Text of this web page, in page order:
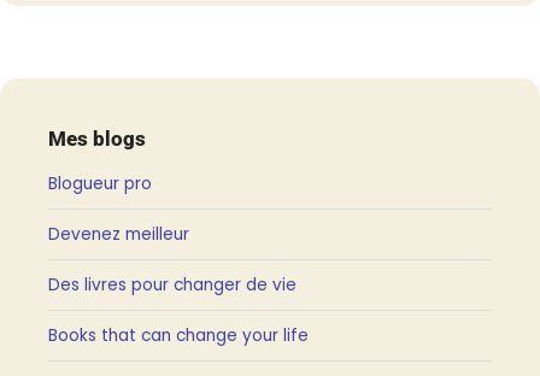
Mes blogs
Blogueur pro
Devenez meilleur
Des livres pour changer de vie
Books that can change your life